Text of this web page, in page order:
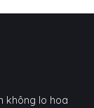
không lo hoa